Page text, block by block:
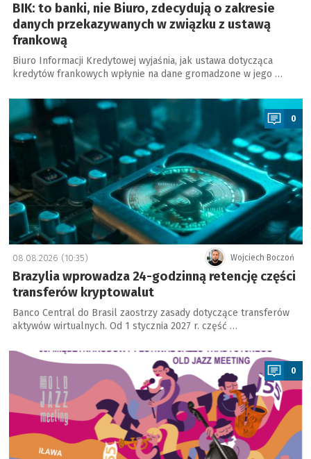
BIK: to banki, nie Biuro, zdecydują o zakresie
danych przekazywanych w związku z ustawą
frankową
Biuro Informacji Kredytowej wyjaśnia, jak ustawa dotycząca
kredytów frankowych wpłynie na dane gromadzone w jego …
a
0
Wojciech Boczoń
08.08.2026 (10:35)
Brazylia wprowadza 24-godzinną retencję części
transferów kryptowalut
Banco Central do Brasil zaostrzy zasady dotyczące transferów
aktywów wirtualnych. Od 1 stycznia 2027 r. część …
a
0